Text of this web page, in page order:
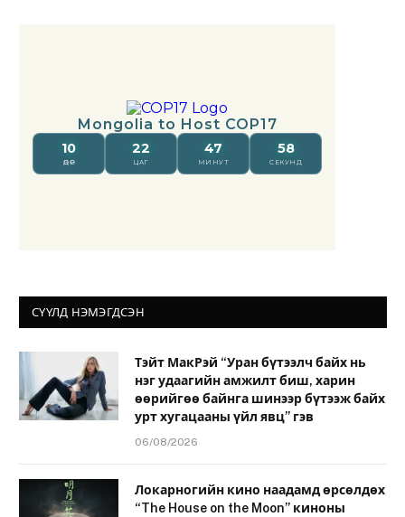
СҮҮЛД НЭМЭГДСЭН
Тэйт МакРэй “Уран бүтээлч байх нь
нэг удаагийн амжилт биш, харин
өөрийгөө байнга шинээр бүтээж байх
урт хугацааны үйл явц” гэв
06/08/2026
Локарногийн кино наадамд өрсөлдөх
“The House on the Moon” киноны